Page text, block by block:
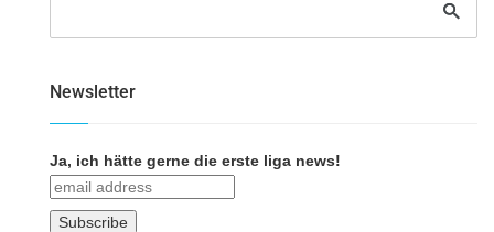
Newsletter
Ja, ich hätte gerne die erste liga news!